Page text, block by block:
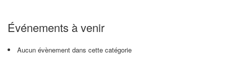
Événements à venir
Aucun évènement dans cette catégorie